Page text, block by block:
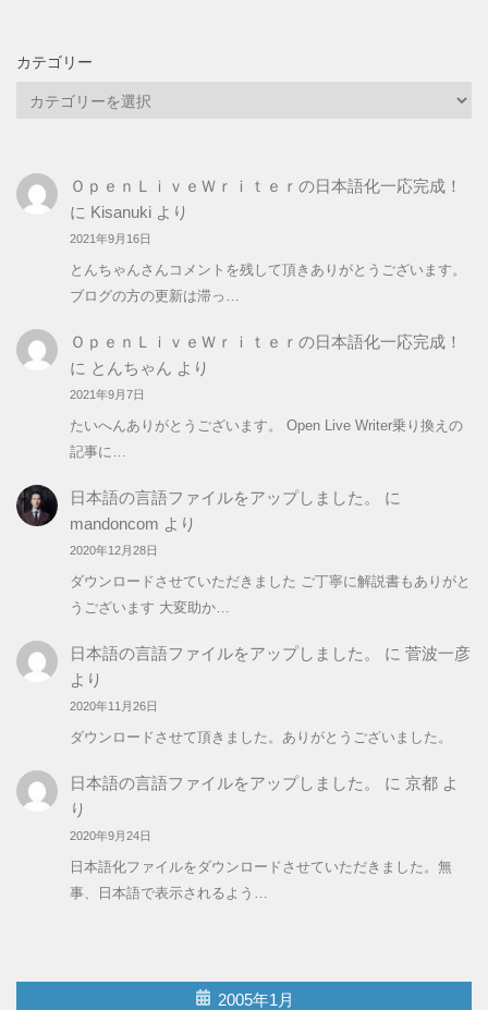
カテゴリー
リ
ー
ＯｐｅｎＬｉｖｅＷｒｉｔｅｒの日本語化一応完成！
に Kisanukiより
2021年9月16日
とんちゃんさんコメントを残して頂きありがとうございます。
ブログの方の更新は滞っ…
ＯｐｅｎＬｉｖｅＷｒｉｔｅｒの日本語化一応完成！
に とんちゃん より
2021年9月7日
たいへんありがとうございます。 Open Live Writer乗り換えの
記事に…
日本語の言語ファイルをアップしました。
に
mandoncom より
2020年12月28日
ダウンロードさせていただきました ご丁寧に解説書もありがと
うございます 大変助か…
日本語の言語ファイルをアップしました。 に 菅波一彦
より
2020年11月26日
ダウンロードさせて頂きました。ありがとうございました。
日本語の言語ファイルをアップしました。 に 京都よ
り
2020年9月24日
日本語化ファイルをダウンロードさせていただきました。無
事、日本語で表示されるよう…
2005年1月